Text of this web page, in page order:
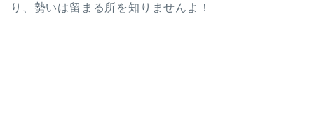
り、勢いは留まる所を知りませんよ！